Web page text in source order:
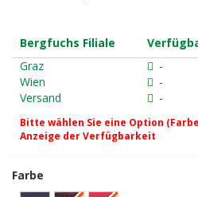
Bergfuchs Filiale
Graz
-
Wien
-
Versand
-
Bitte wählen Sie eine Option
Anzeige der Verfügbarkeit
Farbe